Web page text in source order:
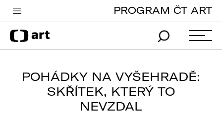
Česká televize
Zpravodajství
PROGRAM ČT ART
POHÁDKY NA VYŠEHRADĚ:
SKŘÍTEK, KTERÝ TO
NEVZDAL